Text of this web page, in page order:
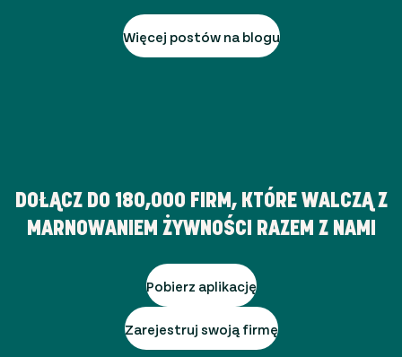
Więcej postów na blogu
DOŁĄCZ DO 180,000 FIRM, KTÓRE WALCZĄ Z
MARNOWANIEM ŻYWNOŚCI RAZEM Z NAMI
Pobierz aplikację
Zarejestruj swoją firmę